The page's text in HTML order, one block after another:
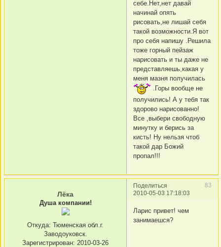
себе.Нет,нет давай
начинай опять
рисовать,не лишай себя
такой возможности.Я вот
про себя напишу .Решила
тоже горный пейзаж
нарисовать и ты даже не
представляешь,какая у
меня мазня получилась
.Горы вообще не
получились! А у тебя так
здорово нарисованно!
Все ,выбери свободную
минутку и берись за
кисть! Ну нельзя чтоб
такой дар Божий
пропал!!!
Поделиться
83
2010-05-03 17:18:03
Лёка
Душа компании!
Откуда: Тюменская обл.г.
Заводоуковск.
Зарегистрирован: 2010-03-26
Ларис привет! чем
занимаешся?